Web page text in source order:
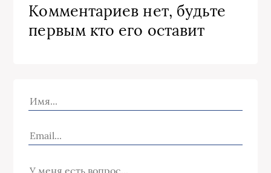
Комментариев нет, будьте
первым кто его оставит